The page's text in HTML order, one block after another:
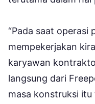
“Pada saat operasi
mempekerjakan
karyawan
langsung dari
masa konstruksi